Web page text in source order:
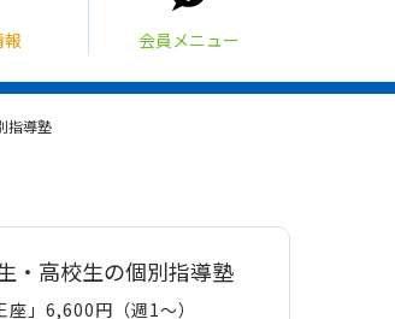
指導塾
・高校生の個別指導塾
」6,600円（週1～）